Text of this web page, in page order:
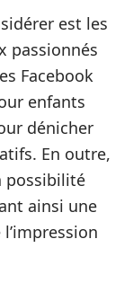
est les
passionnés
Facebook
enfants
dénicher
En outre,
possibilité
ainsi une